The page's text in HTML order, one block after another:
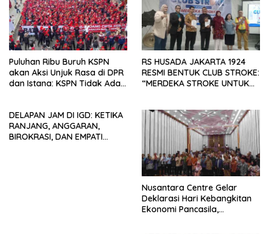
Puluhan Ribu Buruh KSPN
akan Aksi Unjuk Rasa di DPR
dan Istana: KSPN Tidak Ada
Siapapun
RS HUSADA JAKARTA 1924
RESMI BENTUK CLUB STROKE:
“MERDEKA STROKE UNTUK
DELAPAN JAM DI IGD: KETIKA
RANJANG, ANGGARAN,
BIROKRASI, DAN EMPATI
Nusantara Centre Gelar
Deklarasi Hari Kebangkitan
Ekonomi Pancasila,